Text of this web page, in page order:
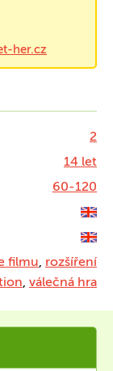
her.cz
2
14 let
60-120
filmu, rozšíření
, válečná hra